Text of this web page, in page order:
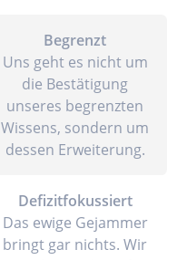
Begrenzt
Uns geht es nicht um
die Bestätigung
unseres begrenzten
Wissens, sondern um
dessen Erweiterung.
Defizitfokussiert
Das ewige Gejammer
bringt gar nichts. Wir